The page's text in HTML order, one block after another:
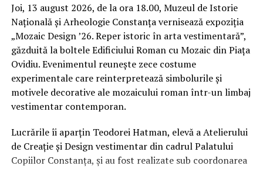
Petre Bulmagă, președintele Federației Române de Arte
Marțiale, a subliniat că performanțele de la Abu Dhabi
sunt meritul întregii echipe: „Rezultatele obținute de
sportivii noștri la toate categoriile de vârstă, precum și
clasamentele și trofeele obținute în competiția pe
națiuni sunt meritul unei întregi echipe: sportivi,
antrenori, cluburi și colaboratori. Aceste performanțe
ne motivează să continuăm investiția în dezvoltarea Ju-
Jitsu-ului românesc și în susținerea noilor generații de
sportivi.”
Joi, 13 august 2026, de la ora 18.00, Muzeul de Istorie
Națională și Arheologie Constanța vernisează expoziția
„Mozaic Design ’26. Reper istoric în arta vestimentară”,
găzduită la boltele Edificiului Roman cu Mozaic din Piața
Ovidiu. Evenimentul reunește zece costume
experimentale care reinterpretează simbolurile și
motivele decorative ale mozaicului roman într-un limbaj
vestimentar contemporan.
Lucrările îi aparțin Teodorei Hatman, elevă a Atelierului
de Creație și Design vestimentar din cadrul Palatului
Copiilor Constanța, și au fost realizate sub coordonarea